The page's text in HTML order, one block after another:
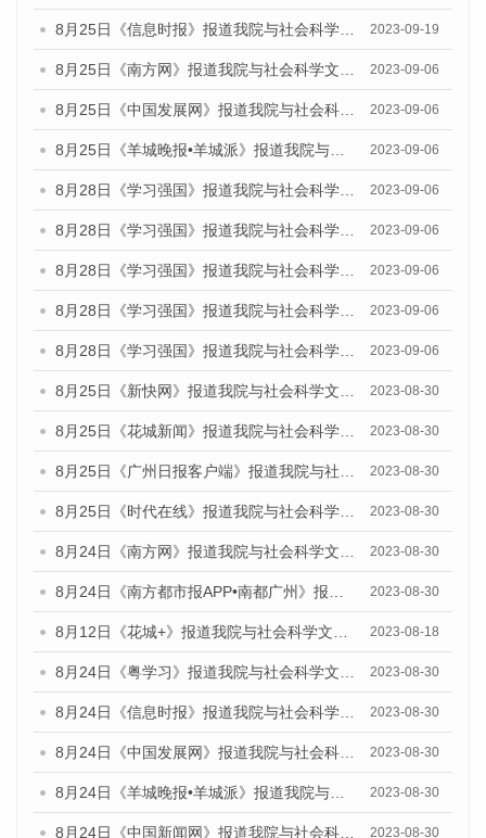
8月25日《信息时报》报道我院与社会科学文献出版社联合发布《广州蓝皮书：广州创新型城市发展报告（2023）》的媒体文章 2023-09-19
8月25日《南方网》报道我院与社会科学文献出版社联合发布《广州蓝皮书：广州创新型城市发展报告（2023）》的媒体文章 2023-09-06
8月25日《中国发展网》报道我院与社会科学文献出版社联合发布《广州蓝皮书：广州创新型城市发展报告（2023）》的媒体文章 2023-09-06
8月25日《羊城晚报•羊城派》报道我院与社会科学文献出版社联合发布《广州蓝皮书：广州创新型城市发展报告（2023）》的媒体文章 2023-09-06
8月28日《学习强国》报道我院与社会科学文献出版社联合发布《广州蓝皮书：广州创新型城市发展报告（2023）》的媒体文章 2023-09-06
8月28日《学习强国》报道我院与社会科学文献出版社联合发布《广州蓝皮书：广州创新型城市发展报告（2023）》的媒体文章 2023-09-06
8月28日《学习强国》报道我院与社会科学文献出版社联合发布《广州蓝皮书：广州创新型城市发展报告（2023）》的媒体文章 2023-09-06
8月28日《学习强国》报道我院与社会科学文献出版社联合发布《广州蓝皮书：广州创新型城市发展报告（2023）》的媒体文章 2023-09-06
8月28日《学习强国》报道我院与社会科学文献出版社联合发布《广州蓝皮书：广州创新型城市发展报告（2023）》的媒体文章 2023-09-06
8月25日《新快网》报道我院与社会科学文献出版社联合发布《广州蓝皮书：广州文化产业发展报告（2023）》的媒体文章 2023-08-30
8月25日《花城新闻》报道我院与社会科学文献出版社联合发布《广州蓝皮书：广州文化产业发展报告（2023）》的媒体文章 2023-08-30
8月25日《广州日报客户端》报道我院与社会科学文献出版社联合发布《广州蓝皮书：广州文化产业发展报告（2023）》的媒体文章 2023-08-30
8月25日《时代在线》报道我院与社会科学文献出版社联合发布《广州蓝皮书：广州文化产业发展报告（2023）》的媒体文章 2023-08-30
8月24日《南方网》报道我院与社会科学文献出版社联合发布《广州蓝皮书：广州文化产业发展报告（2023）》的媒体文章 2023-08-30
8月24日《南方都市报APP•南都广州》报道我院与社会科学文献出版社联合发布《广州蓝皮书：广州文化产业发展报告（2023）》的媒体文章 2023-08-30
8月12日《花城+》报道我院与社会科学文献出版社联合发布的《广州蓝皮书：广州社会发展报告（2023）》视频采访 2023-08-18
8月24日《粤学习》报道我院与社会科学文献出版社联合发布《广州蓝皮书：广州文化产业发展报告（2023）》的媒体文章 2023-08-30
8月24日《信息时报》报道我院与社会科学文献出版社联合发布《广州蓝皮书：广州文化产业发展报告（2023）》的媒体文章 2023-08-30
8月24日《中国发展网》报道我院与社会科学文献出版社联合发布《广州蓝皮书：广州文化产业发展报告（2023）》的媒体文章 2023-08-30
8月24日《羊城晚报•羊城派》报道我院与社会科学文献出版社联合发布《广州蓝皮书：广州文化产业发展报告（2023）》的媒体文章 2023-08-30
8月24日《中国新闻网》报道我院与社会科学文献出版社联合发布《广州蓝皮书：广州文化产业发展报告（2023）》的媒体文章 2023-08-30